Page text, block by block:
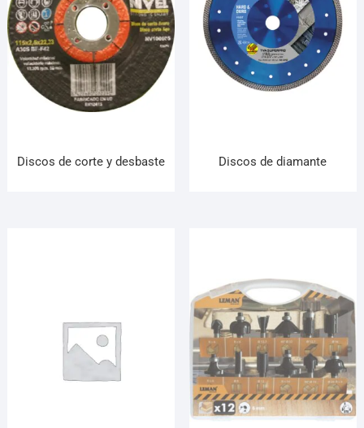
Discos de corte y desbaste Discos de diamante